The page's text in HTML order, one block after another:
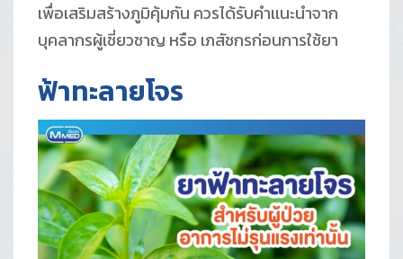
เพื่อเสริมสร้างภูมิคุ้มกัน ควรได้รับคำเเนะนำจาก
บุคลากรผู้เชี่ยวชาญ หรือ เภสัชกรก่อนการใช้ยา
ฟ้าทะลายโจร